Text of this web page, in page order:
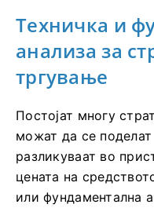
Техничка и
анализа за
тргување
Постојат многу
можат да се
разликуваат во
цената на
или фундаментална